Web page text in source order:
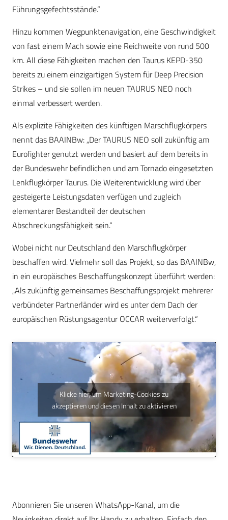
Führungsgefechtsstände.“
Hinzu kommen Wegpunktenavigation, eine Geschwindigkeit
von fast einem Mach sowie eine Reichweite von rund 500
km. All diese Fähigkeiten machen den Taurus KEPD-350
bereits zu einem einzigartigen System für Deep Precision
Strikes – und sie sollen im neuen TAURUS NEO noch
einmal verbessert werden.
Als explizite Fähigkeiten des künftigen Marschflugkörpers
nennt das BAAINBw: „Der TAURUS NEO soll zukünftig am
Eurofighter genutzt werden und basiert auf dem bereits in
der Bundeswehr befindlichen und am Tornado eingesetzten
Lenkflugkörper Taurus. Die Weiterentwicklung wird über
gesteigerte Leistungsdaten verfügen und zugleich
elementarer Bestandteil der deutschen
Abschreckungsfähigkeit sein.“
Wobei nicht nur Deutschland den Marschflugkörper
beschaffen wird. Vielmehr soll das Projekt, so das BAAINBw,
in ein europäisches Beschaffungskonzept überführt werden:
„Als zukünftig gemeinsames Beschaffungsprojekt mehrerer
verbündeter Partnerländer wird es unter dem Dach der
europäischen Rüstungsagentur OCCAR weiterverfolgt.“
Klicke hier, um Marketing-Cookies zu
akzeptieren und diesen Inhalt zu aktivieren
Abonnieren Sie unseren WhatsApp-Kanal, um die